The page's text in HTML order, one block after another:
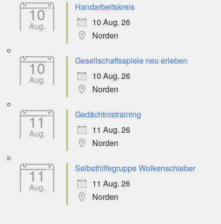
10
Aug.
Handarbeitskreis
10 Aug. 26
Norden
10
Aug.
Gesellschaftsspiele neu erleben
10 Aug. 26
Norden
11
Aug.
Gedächtnistraining
11 Aug. 26
Norden
11
Aug.
Selbsthilfegruppe Wolkenschieber
11 Aug. 26
Norden